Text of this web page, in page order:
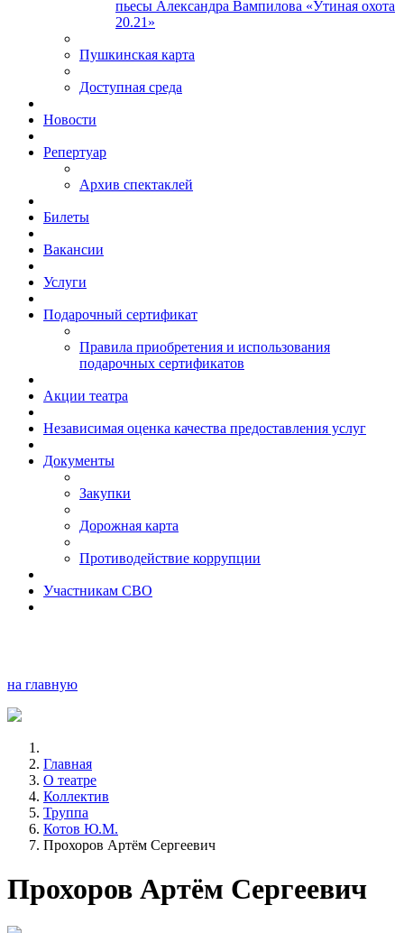
пьесы Александра Вампилова «Утиная охота
20.21»
Пушкинская карта
Доступная среда
Новости
Репертуар
Архив спектаклей
Билеты
Вакансии
Услуги
Подарочный сертификат
Правила приобретения и использования
подарочных сертификатов
Акции театра
Независимая оценка качества предоставления услуг
Документы
Закупки
Дорожная карта
Противодействие коррупции
Участникам СВО
на главную
Главная
О театре
Коллектив
Труппа
Котов Ю.М.
Прохоров Артём Сергеевич
Прохоров Артём Сергеевич